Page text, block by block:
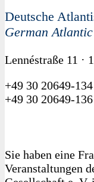
Deutsche
German
Lennéstraße 11 ·
+49 30 20649-134
+49 30 20649-136
Sie haben eine
Veranstaltungen